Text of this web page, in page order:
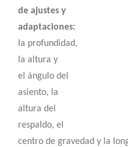
de ajustes y
adaptaciones:
la profundidad,
la altura y
el ángulo del
asiento, la
altura del
respaldo, el
centro de gravedad y la